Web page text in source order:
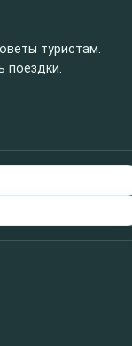
туристам.
поездки.